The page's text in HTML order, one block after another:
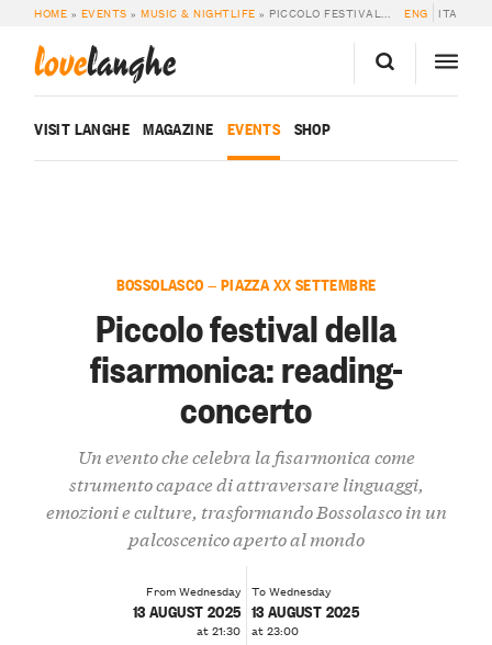
HOME » EVENTS »MUSIC & NIGHTLIFE » PICCOLO FESTIVAL DELLA FISARMONICA: READING-CONCERTO ENG ITA
lovelanghe
VISIT LANGHE MAGAZINE EVENTS SHOP
BOSSOLASCO — PIAZZA XX SETTEMBRE
Piccolo festival della
fisarmonica: reading-
concerto
Un evento che celebra la fisarmonica come
strumento capace di attraversare linguaggi,
emozioni e culture, trasformando Bossolasco in un
palcoscenico aperto al mondo
From Wednesday
13 AUGUST 2025
at 21:30
To Wednesday
13 AUGUST 2025
at 23:00